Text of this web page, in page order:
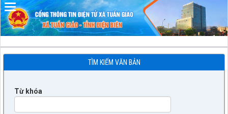
TÌM KIẾM VĂN BẢN
Từ khóa
Đã kết nối EMC